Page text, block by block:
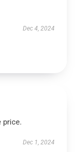
Dec 4, 2024
price.
Dec 1, 2024